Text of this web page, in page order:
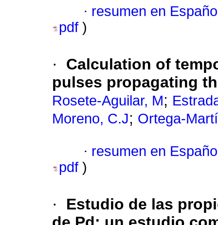
· resumen en
pdf )
·
Calculation of
pulses propagating
Rosete-Aguilar, M;
Moreno, C.J; Ortega-
· resumen en
pdf )
·
Estudio de las